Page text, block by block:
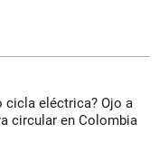
cicla eléctrica? Ojo a
circular en Colombia